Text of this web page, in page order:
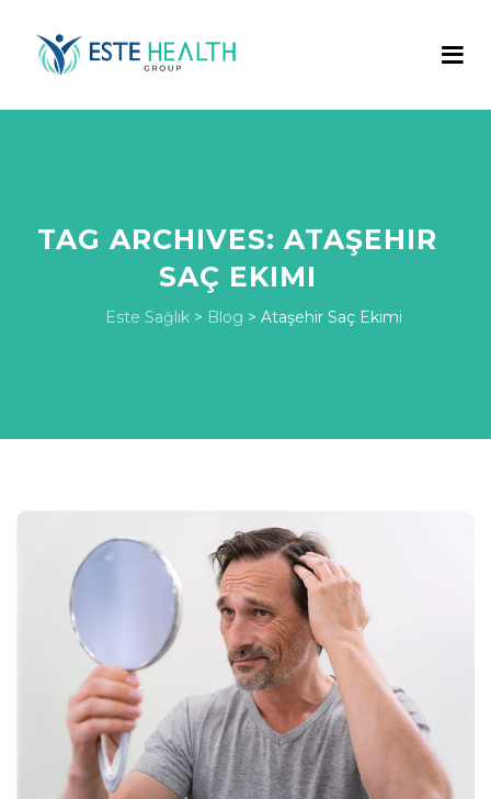
TAG ARCHIVES: ATAŞEHIR
SAÇ EKIMI
Este Sağlık > Blog > Ataşehir Saç Ekimi